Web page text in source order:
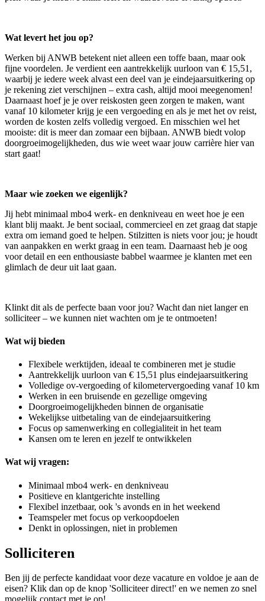
Wat levert het jou op?
Werken bij ANWB betekent niet alleen een toffe baan, maar ook
fijne voordelen. Je verdient een aantrekkelijk uurloon van € 15,51,
waarbij je iedere week alvast een deel van je eindejaarsuitkering op
je rekening ziet verschijnen – extra cash, altijd mooi meegenomen!
Daarnaast hoef je je over reiskosten geen zorgen te maken, want
vanaf 10 kilometer krijg je een vergoeding en als je met het ov reist,
worden de kosten zelfs volledig vergoed. En misschien wel het
mooiste: dit is meer dan zomaar een bijbaan. ANWB biedt volop
doorgroeimogelijkheden, dus wie weet waar jouw carrière hier van
start gaat!
Maar wie zoeken we eigenlijk?
Jij hebt minimaal mbo4 werk- en denkniveau en weet hoe je een
klant blij maakt. Je bent sociaal, commercieel en zet graag dat stapje
extra om iemand goed te helpen. Stilzitten is niets voor jou; je houdt
van aanpakken en werkt graag in een team. Daarnaast heb je oog
voor detail en een enthousiaste babbel waarmee je klanten met een
glimlach de deur uit laat gaan.
Klinkt dit als de perfecte baan voor jou? Wacht dan niet langer en
solliciteer – we kunnen niet wachten om je te ontmoeten!
Wat wij bieden
Flexibele werktijden, ideaal te combineren met je studie
Aantrekkelijk uurloon van € 15,51 plus eindejaarsuitkering
Volledige ov-vergoeding of kilometervergoeding vanaf 10 km
Werken in een bruisende en gezellige omgeving
Doorgroeimogelijkheden binnen de organisatie
Wekelijkse uitbetaling van de eindejaarsuitkering
Focus op samenwerking en collegialiteit in het team
Kansen om te leren en jezelf te ontwikkelen
Wat wij vragen:
Minimaal mbo4 werk- en denkniveau
Positieve en klantgerichte instelling
Flexibel inzetbaar, ook 's avonds en in het weekend
Teamspeler met focus op verkoopdoelen
Denkt in oplossingen, niet in problemen
Solliciteren
Ben jij de perfecte kandidaat voor deze vacature en voldoe je aan de
eisen? Klik dan op de knop 'Solliciteer direct!' en we nemen zo snel